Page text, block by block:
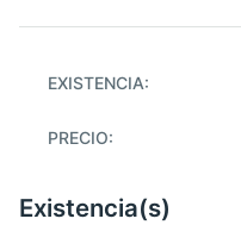
EXISTENCIA:
PRECIO:
Existencia(s)